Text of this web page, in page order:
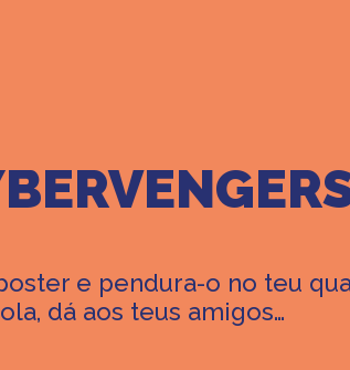
e pendura-o no teu
dá aos teus amigos…